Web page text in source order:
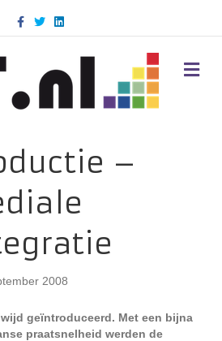
c
k
T
w
i
n
d
M
E
–
2008
geïntroduceerd. Met een bijna
praatsnelheid werden de